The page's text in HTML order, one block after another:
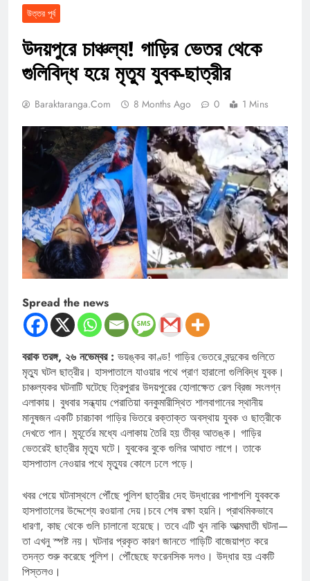
উত্তর পূর্ব
উদয়পুরে চাঞ্চল্য! গাড়ির ভেতর থেকে
গুলিবিদ্ধ হয়ে মৃত্যু যুবক-ছাত্রীর
Baraktaranga.com 8 Months Ago 0 1 Mins
Spread the news
বরাক তরঙ্গ, ২৬ নভেম্বর : ভয়ঙ্কর কাণ্ড! গাড়ির ভেতরে বন্দুকের গুলিতে
মৃত্যু ঘটল ছাত্রীর। হাসপাতালে যাওয়ার পথে প্রাণ হারালো গুলিবিদ্ধ যুবক।
চাঞ্চল্যকর ঘটনাটি ঘটেছে ত্রিপুরার উদয়পুরের হোলাক্ষেত রেল ব্রিজ সংলগ্ন
এলাকায়। বুধবার সন্ধ্যায় পেরাতিয়া বনকুমারীস্থিত শালবাগানের স্থানীয়
মানুষজন একটি চারচাকা গাড়ির ভিতরে রক্তাক্ত অবস্থায় যুবক ও ছাত্রীকে
দেখতে পান। মুহূর্তের মধ্যে এলাকায় তৈরি হয় তীব্র আতঙ্ক। গাড়ির
ভেতরেই ছাত্রীর মৃত্যু ঘটে। যুবকের বুকে গুলির আঘাত লাগে। তাকে
হাসপাতাল নেওয়ার পথে মৃত্যুর কোলে ঢলে পড়ে।
খবর পেয়ে ঘটনাস্থলে পৌঁছে পুলিশ ছাত্রীর দেহ উদ্ধারের পাশাপশি যুবককে
হাসপাতালের উদ্দেশ্যে রওয়ানা দেয়।চবে শেষ রক্ষা হয়নি। প্রাথমিকভাবে
ধারণা, কাছ থেকে গুলি চালানো হয়েছে। তবে এটি খুন নাকি আত্মঘাতী ঘটনা—
তা এখনু স্পষ্ট নয়। ঘটনার প্রকৃত কারণ জানতে গাড়িটি বাজেয়াপ্ত করে
তদন্ত শুরু করেছে পুলিশ। পৌঁছেছে ফরেনসিক দলও। উদ্ধার হয় একটি
পিস্তলও।